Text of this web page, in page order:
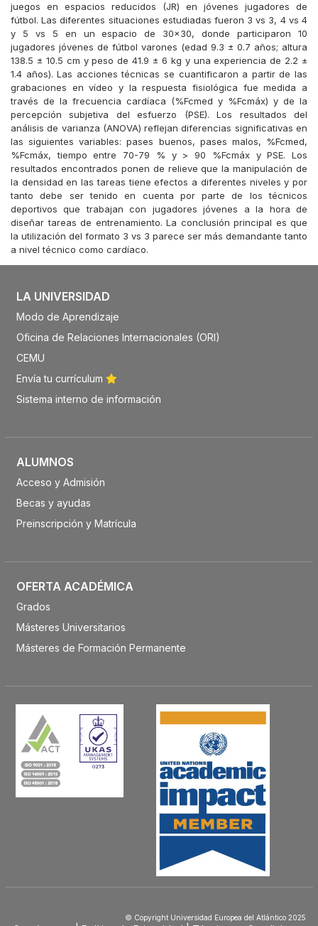
juegos en espacios reducidos (JR) en jóvenes jugadores de
fútbol. Las diferentes situaciones estudiadas fueron 3 vs 3, 4 vs 4
y 5 vs 5 en un espacio de 30x30, donde participaron 10
jugadores jóvenes de fútbol varones (edad 9.3 ± 0.7 años; altura
138.5 ± 10.5 cm y peso de 41.9 ± 6 kg y una experiencia de 2.2 ±
1.4 años). Las acciones técnicas se cuantificaron a partir de las
grabaciones en vídeo y la respuesta fisiológica fue medida a
través de la frecuencia cardíaca (%Fcmed y %Fcmáx) y de la
percepción subjetiva del esfuerzo (PSE). Los resultados del
análisis de varianza (ANOVA) reflejan diferencias significativas en
las siguientes variables: pases buenos, pases malos, %Fcmed,
%Fcmáx, tiempo entre 70-79 % y > 90 %Fcmáx y PSE. Los
resultados encontrados ponen de relieve que la manipulación de
la densidad en las tareas tiene efectos a diferentes niveles y por
tanto debe ser tenido en cuenta por parte de los técnicos
deportivos que trabajan con jugadores jóvenes a la hora de
diseñar tareas de entrenamiento. La conclusión principal es que
la utilización del formato 3 vs 3 parece ser más demandante tanto
a nivel técnico como cardíaco.
LA UNIVERSIDAD
Modo de Aprendizaje
Oficina de Relaciones Internacionales (ORI)
CEMU
Envía tu currículum
Sistema interno de información
ALUMNOS
Acceso y Admisión
Becas y ayudas
Preinscripción y Matrícula
OFERTA ACADÉMICA
Grados
Másteres Universitarios
Másteres de Formación Permanente
© Copyright Universidad Europea del Atlántico 2025